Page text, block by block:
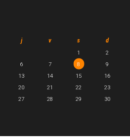
j v s d
1
2
6 7 8
9
13 14 15
16
20 21 22
23
27 28 29
30